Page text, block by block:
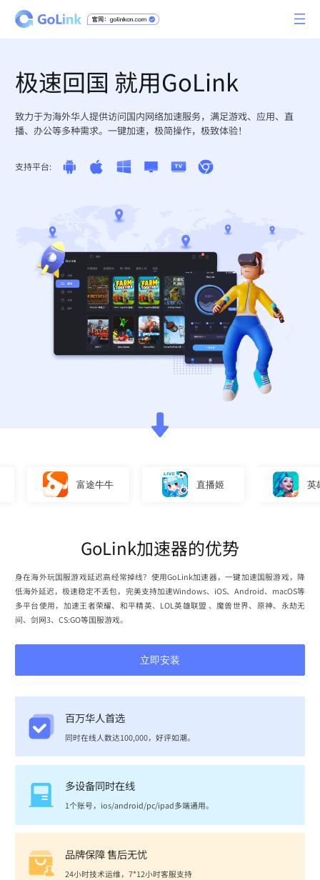
极速回国 就用GoLink
致力于为海外华人提供访问国内网络加速服务，满足游戏、应用、直
播、办公等多种需求。一键加速，极简操作，极致体验！
支持平台:
富途牛牛 直播姬 英雄
GoLink加速器的优势
身在海外玩国服游戏延迟高经常掉线？使用GoLink加速器，一键加速国服游戏，降
低海外延迟，极速稳定不丢包，完美支持加速Windows、iOS、Android、macOS等
多平台使用，加速王者荣耀、和平精英、LOL英雄联盟 、魔兽世界、原神、永劫无
间、剑网3、CS:GO等国服游戏。
立即安装
百万华人首选
同时在线人数达100,000，好评如潮。
多设备同时在线
1个账号，ios/android/pc/ipad多端通用。
品牌保障 售后无忧
24小时技术运维，7*12小时客服支持